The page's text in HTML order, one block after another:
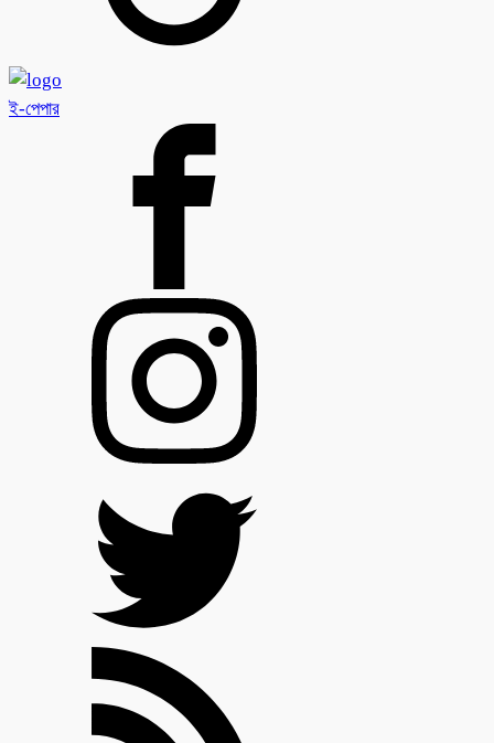
ই-পেপার